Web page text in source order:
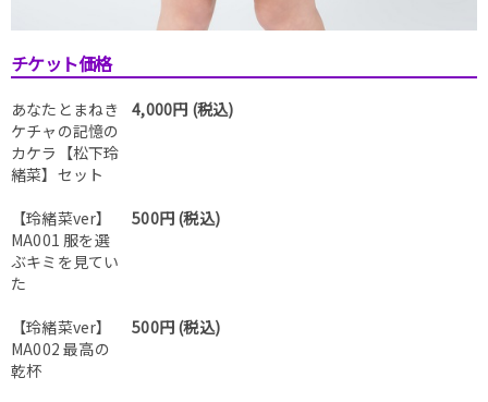
チケット価格
あなたとまねき
ケチャの記憶の
カケラ【松下玲
緒菜】セット
4,000円 (税込)
【玲緒菜ver】
MA001 服を選
ぶキミを見てい
た
500円 (税込)
【玲緒菜ver】
MA002 最高の
乾杯
500円 (税込)